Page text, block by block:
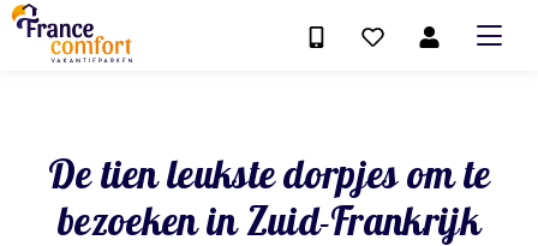
De tien leukste dorpjes om te
bezoeken in Zuid-Frankrijk